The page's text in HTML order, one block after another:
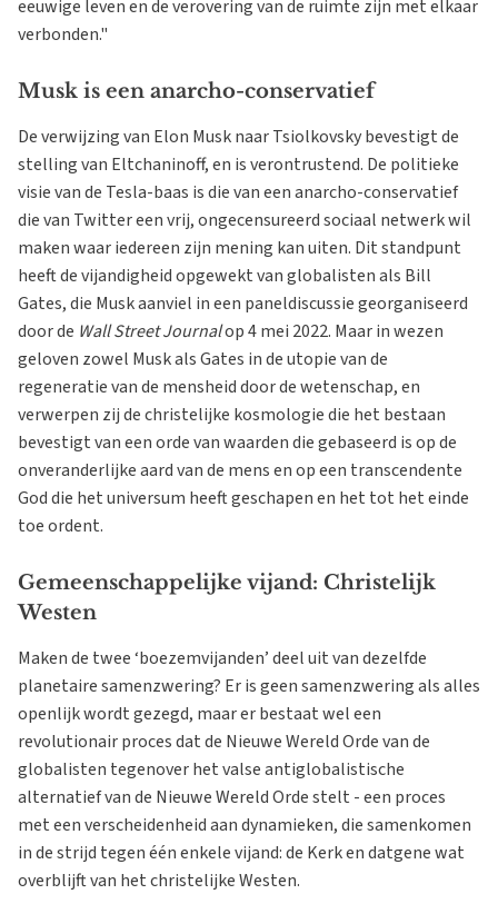
eeuwige leven en de verovering van de ruimte zijn met elkaar
verbonden."
Musk is een anarcho-conservatief
De verwijzing van Elon Musk naar Tsiolkovsky bevestigt de
stelling van Eltchaninoff, en is verontrustend. De politieke
visie van de Tesla-baas is die van een anarcho-conservatief
die van Twitter een vrij, ongecensureerd sociaal netwerk wil
maken waar iedereen zijn mening kan uiten. Dit standpunt
heeft de vijandigheid opgewekt van globalisten als Bill
Gates, die Musk aanviel in een paneldiscussie georganiseerd
door de Wall Street Journalop 4 mei 2022. Maar in wezen
geloven zowel Musk als Gates in de utopie van de
regeneratie van de mensheid door de wetenschap, en
verwerpen zij de christelijke kosmologie die het bestaan
bevestigt van een orde van waarden die gebaseerd is op de
onveranderlijke aard van de mens en op een transcendente
God die het universum heeft geschapen en het tot het einde
toe ordent.
Gemeenschappelijke vijand: Christelijk
Westen
Maken de twee ‘boezemvijanden’ deel uit van dezelfde
planetaire samenzwering? Er is geen samenzwering als alles
openlijk wordt gezegd, maar er bestaat wel een
revolutionair proces dat de Nieuwe Wereld Orde van de
globalisten tegenover het valse antiglobalistische
alternatief van de Nieuwe Wereld Orde stelt - een proces
met een verscheidenheid aan dynamieken, die samenkomen
in de strijd tegen één enkele vijand: de Kerk en datgene wat
overblijft van het christelijke Westen.